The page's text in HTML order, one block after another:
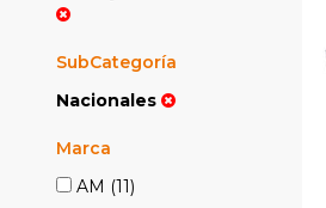
SubCategoría
Nacionales
Marca
AM (11)